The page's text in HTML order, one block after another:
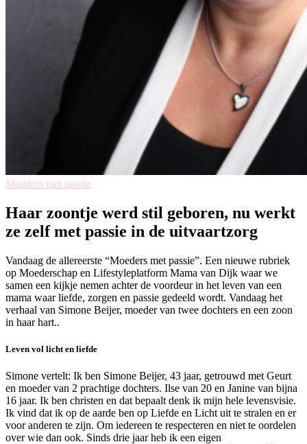
Moeders met passie
Haar zoontje werd stil geboren, nu werkt
ze zelf met passie in de uitvaartzorg
Vandaag de allereerste “Moeders met passie”. Een nieuwe rubriek
op Moederschap en Lifestyleplatform Mama van Dijk waar we
samen een kijkje nemen achter de voordeur in het leven van een
mama waar liefde, zorgen en passie gedeeld wordt. Vandaag het
verhaal van Simone Beijer, moeder van twee dochters en een zoon
in haar hart..
Leven vol licht en liefde
Simone vertelt: Ik ben Simone Beijer, 43 jaar, getrouwd met Geurt
en moeder van 2 prachtige dochters. Ilse van 20 en Janine van bijna
16 jaar. Ik ben christen en dat bepaalt denk ik mijn hele levensvisie.
Ik vind dat ik op de aarde ben op Liefde en Licht uit te stralen en er
voor anderen te zijn. Om iedereen te respecteren en niet te oordelen
over wie dan ook. Sinds drie jaar heb ik een eigen